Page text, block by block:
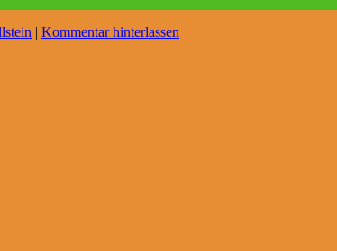
| Kommentar hinterlassen